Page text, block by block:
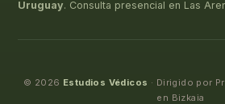
Uruguay. Consulta presencial en Las
© 2026 Estudios Védicos · Dirigido por
en Bizkaia